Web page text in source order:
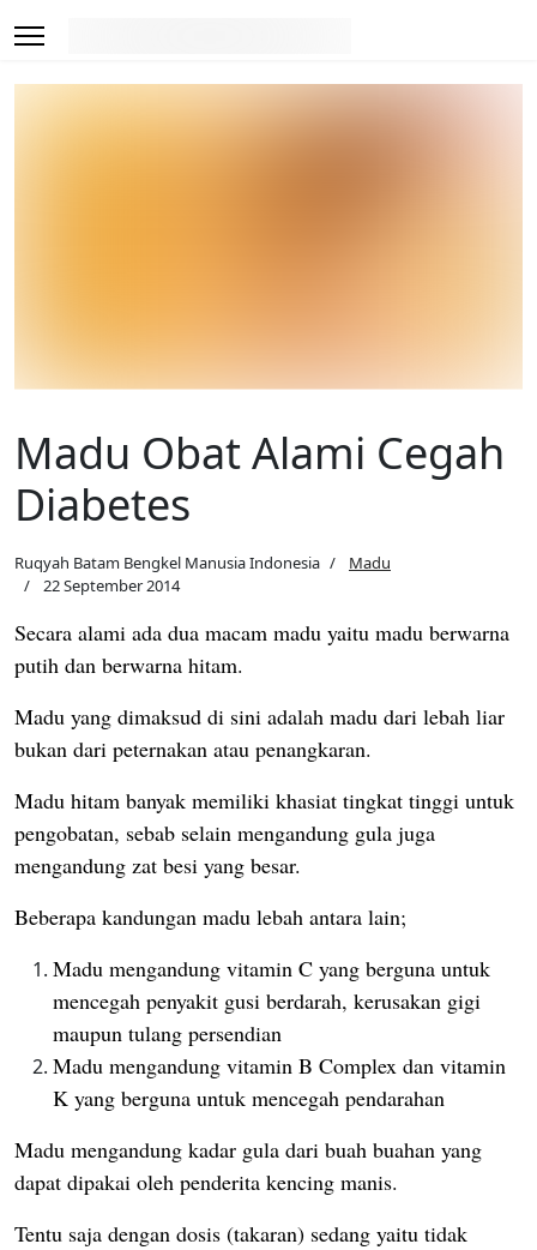
Madu Obat Alami Cegah
Diabetes
Ruqyah Batam Bengkel Manusia Indonesia
Madu
22 September 2014
Secara alami ada dua macam madu yaitu madu berwarna
putih dan berwarna hitam.
Madu yang dimaksud di sini adalah madu dari lebah liar
bukan dari peternakan atau penangkaran.
Madu hitam banyak memiliki khasiat tingkat tinggi untuk
pengobatan, sebab selain mengandung gula juga
mengandung zat besi yang besar.
Beberapa kandungan madu lebah antara lain;
Madu mengandung vitamin C yang berguna untuk
mencegah penyakit gusi berdarah, kerusakan gigi
maupun tulang persendian
Madu mengandung vitamin B Complex dan vitamin
K yang berguna untuk mencegah pendarahan
Madu mengandung kadar gula dari buah buahan yang
dapat dipakai oleh penderita kencing manis.
Tentu saja dengan dosis (takaran) sedang yaitu tidak